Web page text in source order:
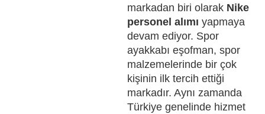
markadan biri olarak Nike
personel alımı yapmaya
devam ediyor. Spor
ayakkabı eşofman, spor
malzemelerinde bir çok
kişinin ilk tercih ettiği
markadır. Aynı zamanda
Türkiye genelinde hizmet